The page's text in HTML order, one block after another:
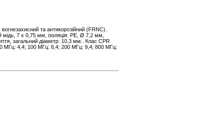
та антикорозійний (FRNC).
мідь, 7 х 0,75 мм, ізоляція: PE, Ø 7,2 мм,
загальний діаметр: 10,3 мм.. Клас CPR
МГц: 4,4; 100 МГц: 6,4; 200 МГц: 9,4; 800 МГц: